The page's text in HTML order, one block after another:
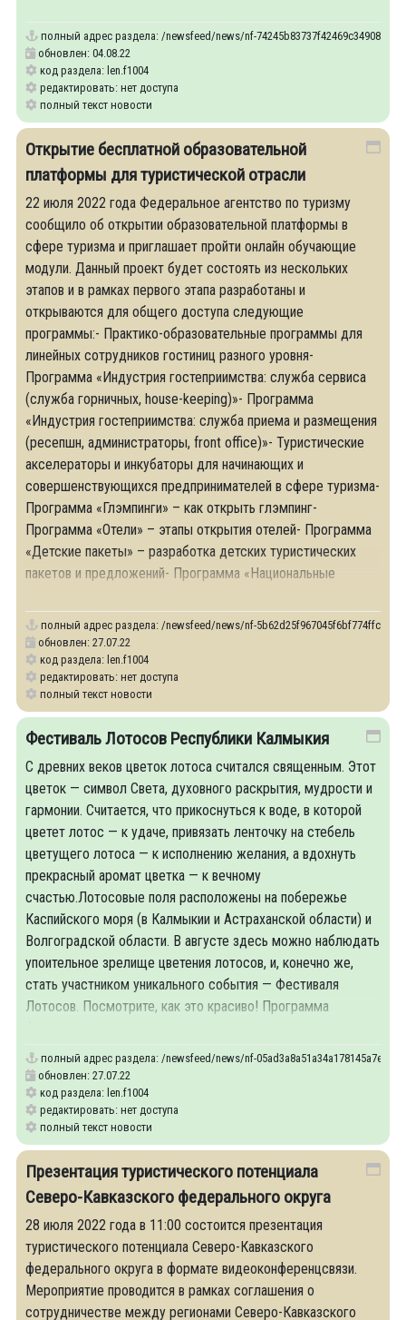
полный адрес раздела: /newsfeed/news/nf-
обновлен: 04.08.22
код раздела: len.f1004
редактировать: нет доступа
полный текст новости
Открытие бесплатной образовательной
платформы для туристической отрасли
22 июля 2022 года Федеральное агентство по туризму
сообщило об открытии образовательной платформы в
сфере туризма и приглашает пройти онлайн обучающие
модули. Данный проект будет состоять из нескольких
этапов и в рамках первого этапа разработаны и
открываются для общего доступа следующие
программы:- Практико-образовательные программы для
линейных сотрудников гостиниц разного уровня-
Программа «Индустрия гостеприимства: служба сервиса
(служба горничных, house-keeping)»- Программа
«Индустрия гостеприимства: служба приема и размещения
(ресепшн, администраторы, front office)»- Туристические
акселераторы и инкубаторы для начинающих и
совершенствующихся предпринимателей в сфере туризма-
Программа «Глэмпинги» – как открыть глэмпинг-
Программа «Отели» – этапы открытия отелей- Программа
«Детские пакеты» – разработка детских туристических
пакетов и предложений- Программа «Национальные
полный адрес раздела: /newsfeed/news/nf-
обновлен: 27.07.22
код раздела: len.f1004
редактировать: нет доступа
полный текст новости
Фестиваль Лотосов Республики Калмыкия
С древних веков цветок лотоса считался священным. Этот
цветок — символ Света, духовного раскрытия, мудрости и
гармонии. Считается, что прикоснуться к воде, в которой
цветет лотос — к удаче, привязать ленточку на стебель
цветущего лотоса — к исполнению желания, а вдохнуть
прекрасный аромат цветка — к вечному
счастью.Лотосовые поля расположены на побережье
Каспийского моря (в Калмыкии и Астраханской области) и
Волгоградской области. В августе здесь можно наблюдать
упоительное зрелище цветения лотосов, и, конечно же,
стать участником уникального события — Фестиваля
Лотосов. Посмотрите, как это красиво! Программа
полный адрес раздела: /newsfeed/news/nf-
обновлен: 27.07.22
код раздела: len.f1004
редактировать: нет доступа
полный текст новости
Презентация туристического потенциала
Северо-Кавказского федерального округа
28 июля 2022 года в 11:00 состоится презентация
туристического потенциала Северо-Кавказского
федерального округа в формате видеоконференцсвязи.
Мероприятие проводится в рамках соглашения о
сотрудничестве между регионами Северо-Кавказского